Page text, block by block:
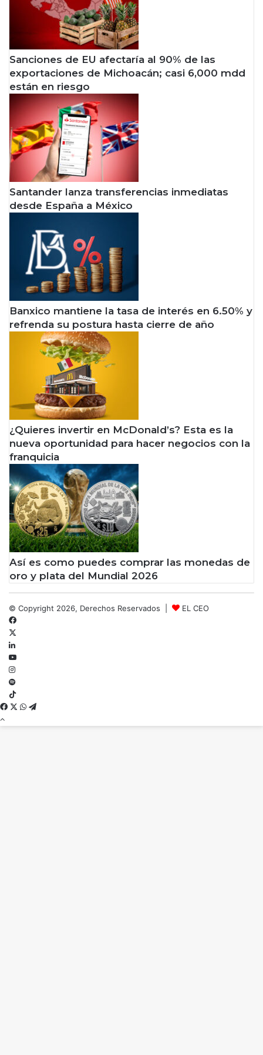
b
i
e
r
b
i
Sanciones de EU afectaría al 90% de las
exportaciones de Michoacán; casi 6,000 mdd
están en riesgo
Santander lanza transferencias inmediatas
desde España a México
Banxico mantiene la tasa de interés en 6.50% y
refrenda su postura hasta cierre de año
¿Quieres invertir en McDonald’s? Esta es la
nueva oportunidad para hacer negocios con la
franquicia
Así es como puedes comprar las monedas de
oro y plata del Mundial 2026
© Copyright 2026, Derechos Reservados |
EL CEO
Spotify
Facebook
X WhatsApp